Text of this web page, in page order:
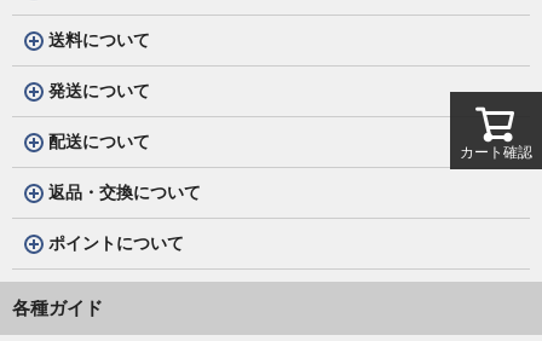
送料について
発送について
配送について
返品・交換について
ポイントについて
各種ガイド
カート確認